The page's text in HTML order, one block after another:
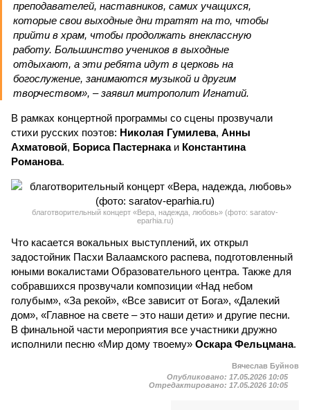
преподавателей, наставников, самих учащихся,
которые свои выходные дни тратят на то, чтобы
прийти в храм, чтобы продолжать внеклассную
работу. Большинство учеников в выходные
отдыхают, а эти ребята идут в церковь на
богослужение, занимаются музыкой и другим
творчеством», – заявил митрополит Игнатий.
В рамках концертной программы со сцены прозвучали
стихи русских поэтов: Николая Гумилева, Анны
Ахматовой, Бориса Пастернакаи Константина
Романова.
благотворительный концерт «Вера, надежда, любовь» (фото: saratov-
eparhia.ru)
Что касается вокальных выступлений, их открыл
задостойник Пасхи Валаамского распева, подготовленный
юными вокалистами Образовательного центра. Также для
собравшихся прозвучали композиции «Над небом
голубым», «За рекой», «Все зависит от Бога», «Далекий
дом», «Главное на свете – это наши дети» и другие песни.
В финальной части мероприятия все участники дружно
исполнили песню «Мир дому твоему» Оскара Фельцмана.
Вячеслав Буйнов
Опубликовано: 17.05.2026 10:05
Отредактировано: 17.05.2026 10:05